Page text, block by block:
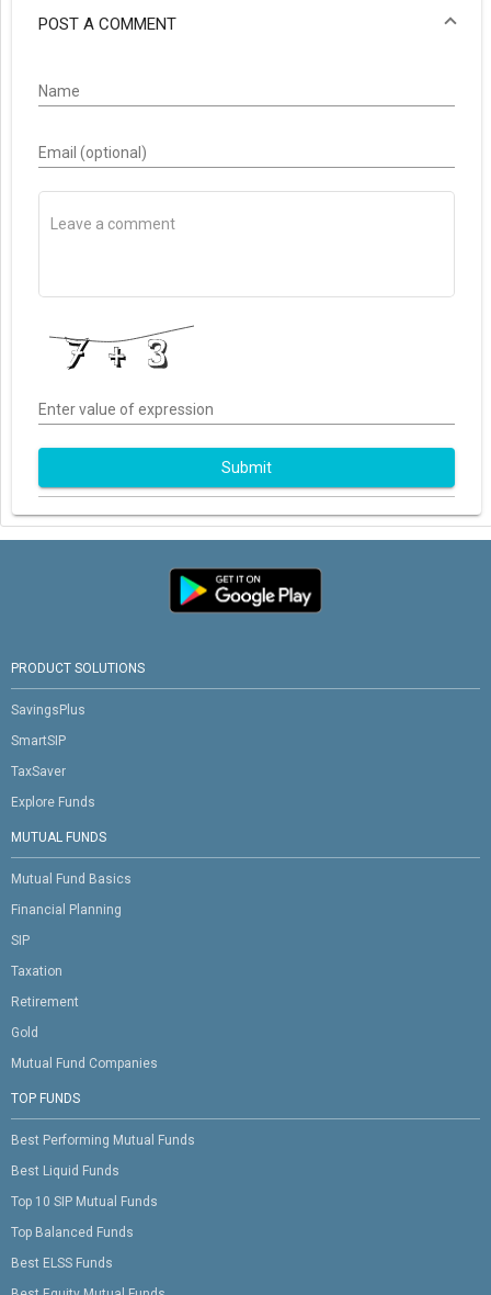
POST A COMMENT
Name
Email (optional)
Enter value of expression
Submit
PRODUCT SOLUTIONS
SavingsPlus
SmartSIP
TaxSaver
Explore Funds
MUTUAL FUNDS
Mutual Fund Basics
Financial Planning
SIP
Taxation
Retirement
Gold
Mutual Fund Companies
TOP FUNDS
Best Performing Mutual Funds
Best Liquid Funds
Top 10 SIP Mutual Funds
Top Balanced Funds
Best ELSS Funds